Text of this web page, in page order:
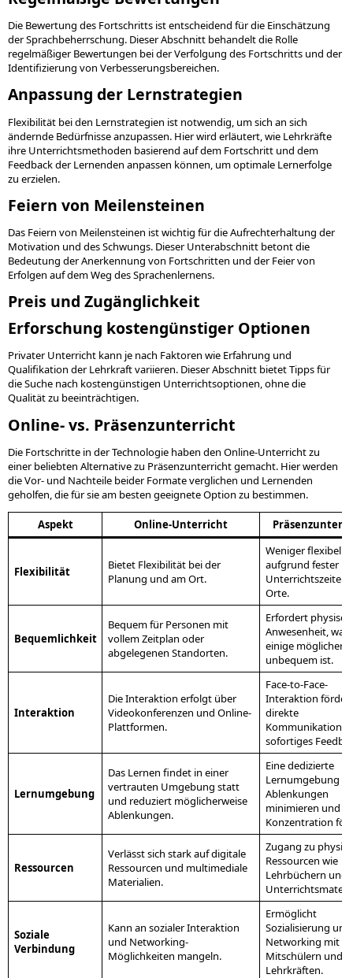
Die Bewertung des Fortschritts ist entscheidend für die Einschätzung
der Sprachbeherrschung. Dieser Abschnitt behandelt die Rolle
regelmäßiger Bewertungen bei der Verfolgung des Fortschritts und der
Identifizierung von Verbesserungsbereichen.
Anpassung der Lernstrategien
Flexibilität bei den Lernstrategien ist notwendig, um sich an sich
ändernde Bedürfnisse anzupassen. Hier wird erläutert, wie Lehrkräfte
ihre Unterrichtsmethoden basierend auf dem Fortschritt und dem
Feedback der Lernenden anpassen können, um optimale Lernerfolge
zu erzielen.
Feiern von Meilensteinen
Das Feiern von Meilensteinen ist wichtig für die Aufrechterhaltung der
Motivation und des Schwungs. Dieser Unterabschnitt betont die
Bedeutung der Anerkennung von Fortschritten und der Feier von
Erfolgen auf dem Weg des Sprachenlernens.
Preis und Zugänglichkeit
Erforschung kostengünstiger Optionen
Privater Unterricht kann je nach Faktoren wie Erfahrung und
Qualifikation der Lehrkraft variieren. Dieser Abschnitt bietet Tipps für
die Suche nach kostengünstigen Unterrichtsoptionen, ohne die
Qualität zu beeinträchtigen.
Online- vs. Präsenzunterricht
Die Fortschritte in der Technologie haben den Online-Unterricht zu
einer beliebten Alternative zu Präsenzunterricht gemacht. Hier werden
die Vor- und Nachteile beider Formate verglichen und Lernenden
geholfen, die für sie am besten geeignete Option zu bestimmen.
Aspekt Online-Unterricht
Flexibilität
Bietet Flexibilität bei der
Planung und am Ort.
Weniger flexibel
aufgrund fester
Unterrichtszeiten
Orte.
Bequemlichkeit
Bequem für Personen mit
vollem Zeitplan oder
abgelegenen Standorten.
Erfordert
Anwesenheit, was
einige
unbequem ist.
Interaktion
Die Interaktion erfolgt über
Videokonferenzen und Online-
Plattformen.
Face-to-Face-
Interaktion fördert
direkte
Kommunikation
sofortiges
Lernumgebung
Das Lernen findet in einer
vertrauten Umgebung statt
und reduziert möglicherweise
Ablenkungen.
Eine dedizierte
Lernumgebung
Ablenkungen
minimieren und
Konzentration
Ressourcen
Verlässt sich stark auf digitale
Ressourcen und multimediale
Materialien.
Zugang zu
Ressourcen wie
Lehrbüchern und
Soziale
Verbindung
Kann an sozialer Interaktion
und Networking-
Möglichkeiten mangeln.
Ermöglicht
Sozialisierung und
Networking mit
Mitschülern und
Lehrkräften.